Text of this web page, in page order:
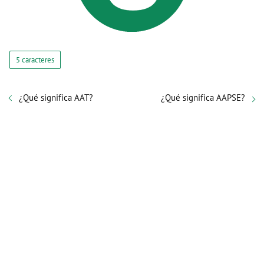
5 caracteres
¿Qué significa AAT? ¿Qué significa AAPSE?